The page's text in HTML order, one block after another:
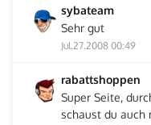
sybateam
Sehr gut
Jul.27.2008 00:49
rabattshoppen
Super Seite,
schaust du auch